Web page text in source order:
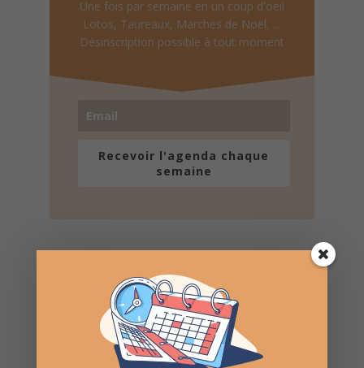
Une fois par semaine en un coup d'oeil
Lotos, Taureaux, Marchés de Noël, ...
Désinscription possible à tout moment
Recevoir l'agenda chaque
semaine